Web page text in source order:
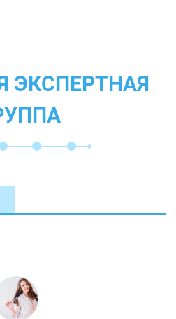
ЭКСПЕРТНАЯ